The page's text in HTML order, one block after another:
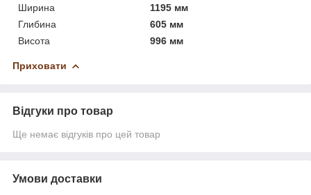
Ширина
1195 мм
Глибина
605 мм
Висота
996 мм
Приховати
Відгуки про товар
Ще немає відгуків про цей товар
Умови доставки